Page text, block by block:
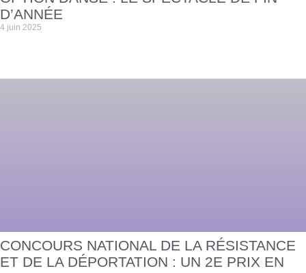
D’ANNÉE
4 juin 2025
CONCOURS NATIONAL DE LA RÉSISTANCE
ET DE LA DÉPORTATION : UN 2E PRIX EN